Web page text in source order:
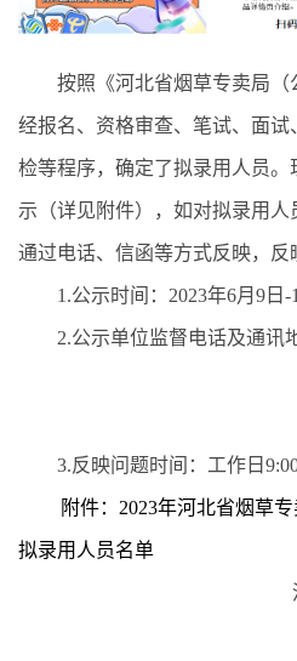
按照《河北省烟草专卖局（公
经报名、资格审查、笔试、面
检等程序，确定了拟录用人员
示（详见附件），如对拟录用
通过电话、信函等方式反映，反
1.公示时间：2023年6月9日-
2.公示单位监督电话及通讯地
3.反映问题时间：工作日9:00-
附件：2023年河北省烟草
拟录用人员名单